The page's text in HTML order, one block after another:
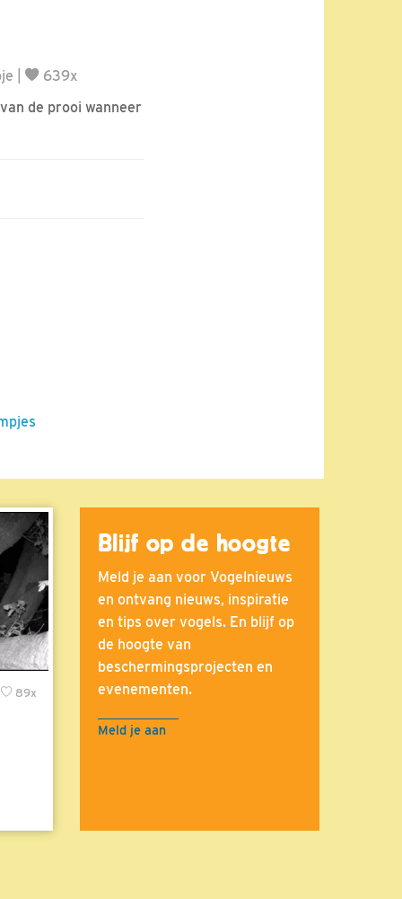
639x
de prooi wanneer
89x
Blijf op de hoogte
Meld je aan voor Vogelnieuws
en ontvang nieuws, inspiratie
en tips over vogels. En blijf op
de hoogte van
beschermingsprojecten en
evenementen.
Meld je aan